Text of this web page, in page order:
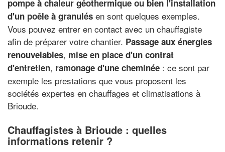
pompe à chaleur géothermique ou bien l'installation
d'un poêle à granulés en sont quelques exemples.
Vous pouvez entrer en contact avec un chauffagiste
afin de préparer votre chantier. Passage aux énergies
renouvelables, mise en place d'un contrat
d'entretien, ramonage d'une cheminée : ce sont par
exemple les prestations que vous proposent les
sociétés expertes en chauffages et climatisations à
Brioude.
Chauffagistes à Brioude : quelles
informations retenir ?